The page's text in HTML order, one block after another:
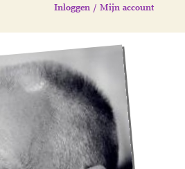
Inloggen / Mijn account